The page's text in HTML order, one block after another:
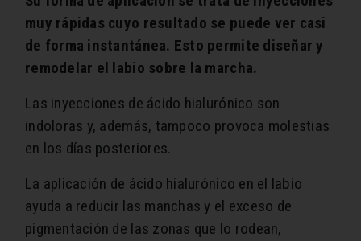
muy rápidas cuyo resultado se puede ver casi
de forma instantánea. Esto permite diseñar y
remodelar el labio sobre la marcha.
Las inyecciones de ácido hialurónico son
indoloras y, además, tampoco provoca molestias
en los días posteriores.
La aplicación de ácido hialurónico en el labio
ayuda a reducir las manchas y el exceso de
pigmentación de las zonas que lo rodean,